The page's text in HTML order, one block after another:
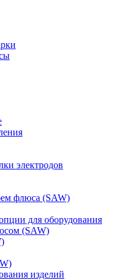
электродов
флюса (SAW)
для оборудования
(SAW)
изделий